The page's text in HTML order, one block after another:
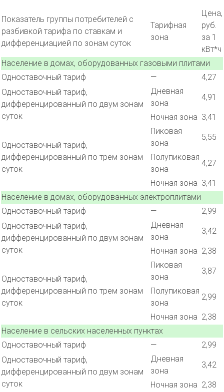
Показатель группы потребителей с
разбивкой тарифа по ставкам и
дифференциацией по зонам суток
Тарифная
зона
Цена,
руб.
за 1
кВт*ч
Население в домах, оборудованных газовыми плитами
Одноставочный тариф
—
4,27
Одноставочный тариф,
дифференцированный по двум зонам
суток
Дневная
зона
4,91
Ночная зона 3,41
Одноставочный тариф,
дифференцированный по трем зонам
суток
Пиковая
зона
5,55
Полупиковая
зона
4,27
Ночная зона 3,41
Население в домах, оборудованных электроплитами
Одноставочный тариф
—
2,99
Одноставочный тариф,
дифференцированный по двум зонам
суток
Дневная
зона
3,42
Ночная зона 2,38
Одноставочный тариф,
дифференцированный по трем зонам
суток
Пиковая
зона
3,87
Полупиковая
зона
2,99
Ночная зона 2,38
Население в сельских населенных пунктах
Одноставочный тариф
—
2,99
Одноставочный тариф,
дифференцированный по двум зонам
суток
Дневная
зона
3,42
Ночная зона 2,38